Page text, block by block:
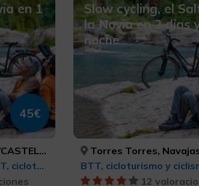
en 1
45€
Turismo deportivo, BTT, cicloturismo y ciclismo
Slow cycling, el
la Novia en 2 días
noche
Torres Torres, Navajas, VALÈNCIA, CASTELLÓ/
BTT, cicloturismo y
12